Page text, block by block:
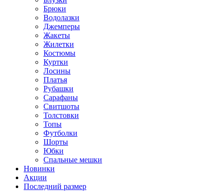
Брюки
Водолазки
Джемперы
Жакеты
Жилетки
Костюмы
Куртки
Лосины
Платья
Рубашки
Сарафаны
Свитшоты
Толстовки
Топы
Футболки
Шорты
Юбки
Спальные мешки
Новинки
Акции
Последний размер